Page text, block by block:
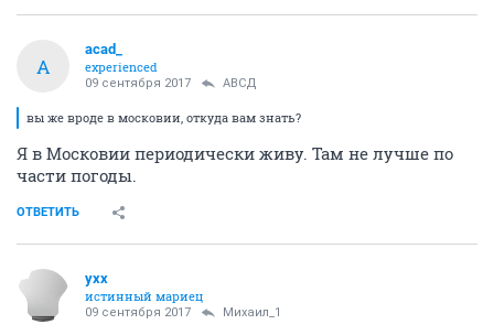
A
acad_
experienced
09 сентября 2017 АВСД
вы же вроде в московии, откуда вам знать?
Я в Московии периодически живу. Там не лучше по
части погоды.
ОТВЕТИТЬ
yxx
истинный мариец
09 сентября 2017 Михаил_1